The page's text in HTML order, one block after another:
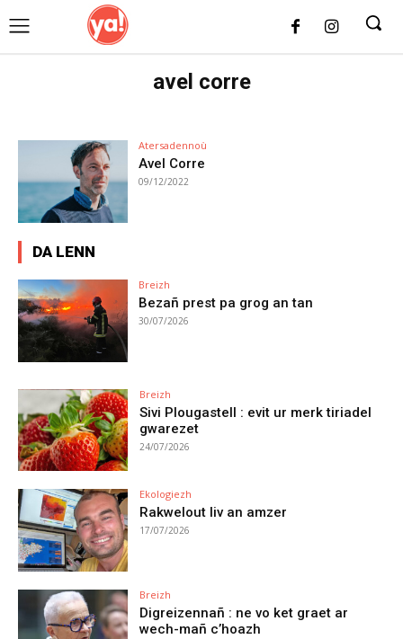
avel corre
Atersadennoù
Avel Corre
09/12/2022
DA LENN
Breizh
Bezañ prest pa grog an tan
30/07/2026
Breizh
Sivi Plougastell : evit ur merk tiriadel
gwarezet
24/07/2026
Ekologiezh
Rakwelout liv an amzer
17/07/2026
Breizh
Digreizennañ : ne vo ket graet ar
wech-mañ c’hoazh